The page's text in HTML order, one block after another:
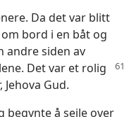
Da det var blitt
om bord i en båt og
andre siden av
Det var et rolig
Gud.
begynte å seile over